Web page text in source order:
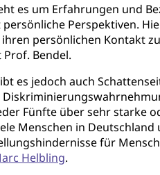
es um Erfahrungen und
Perspektiven.
persönlichen Kontakt
Bendel.
es jedoch auch
Fünfte über sehr starke
Menschen in
für
Helbling.